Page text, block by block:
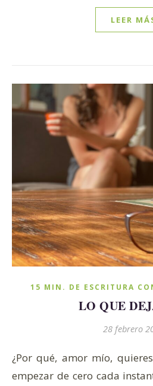
LEER
15 MIN. DE ESCRITURA
LO QUE
28 febrero
¿Por qué, amor mío, quieres borrar las huellas y
empezar de cero cada